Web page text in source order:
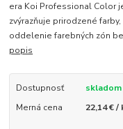
era Koi Professional Color
zvýrazňuje prirodzené
oddelenie farebných zón
popis
Dostupnosť
skladom
Merná cena
22,14 € /